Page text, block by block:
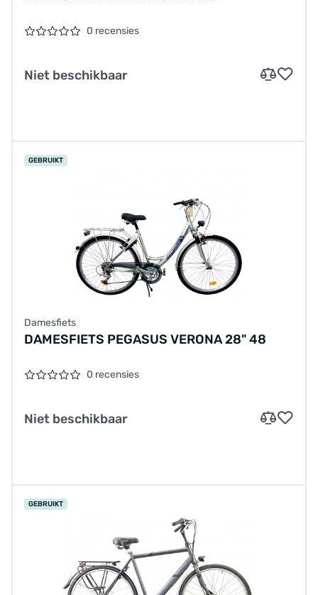
0 recensies
Niet beschikbaar
GEBRUIKT
Damesfiets
DAMESFIETS PEGASUS VERONA 28" 48
0 recensies
Niet beschikbaar
GEBRUIKT